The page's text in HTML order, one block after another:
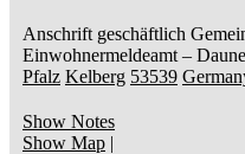
Anschrift geschäftlich
Einwohnermeldeamt –
Pfalz Kelberg 53539
Show Notes
Show Map |